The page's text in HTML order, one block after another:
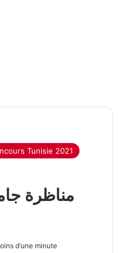
Tunisie 2021
مناظرة
d’une minute